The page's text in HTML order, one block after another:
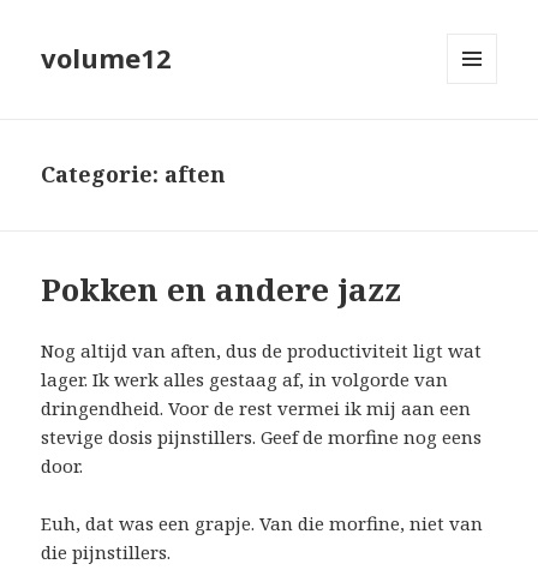
volume12
Categorie: aften
Pokken en andere jazz
Nog altijd van aften, dus de productiviteit ligt wat
lager. Ik werk alles gestaag af, in volgorde van
dringendheid. Voor de rest vermei ik mij aan een
stevige dosis pijnstillers. Geef de morfine nog eens
door.
Euh, dat was een grapje. Van die morfine, niet van
die pijnstillers.